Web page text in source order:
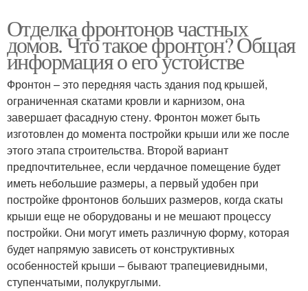
Отделка фронтонов частных
домов. Что такое фронтон? Общая
информация о его устойстве
Фронтон – это передняя часть здания под крышей,
ограниченная скатами кровли и карнизом, она
завершает фасадную стену. Фронтон может быть
изготовлен до момента постройки крыши или же после
этого этапа строительства. Второй вариант
предпочтительнее, если чердачное помещение будет
иметь небольшие размеры, а первый удобен при
постройке фронтонов больших размеров, когда скаты
крыши еще не оборудованы и не мешают процессу
постройки. Они могут иметь различную форму, которая
будет напрямую зависеть от конструктивных
особенностей крыши – бывают трапециевидными,
ступенчатыми, полукруглыми.